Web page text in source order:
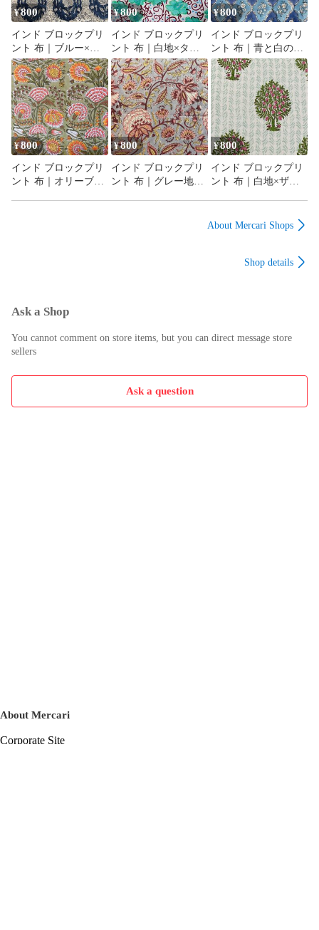
¥800
インド ブロックプリ
ント 布｜ブルー×ホ
ワイト メダリオン花
柄 コットン生地
110cm幅 50cm単位販
売
¥800
インド ブロックプリ
ント 布｜白地×ター
コイズグリーン花と
唐草模様 コットン生
地 110cm幅 50cm単位
販売
¥800
インド ブロックプリ
ント 布｜青と白のシ
ノワズリ風 花柄 コッ
トン生地 110cm幅
50cm単位販売
¥800
インド ブロックプリ
ント 布｜オリーブ地
¥800
インド ブロックプリ
ント 布｜グレー地×
¥800
インド ブロックプリ
ント 布｜白地×ザク
位販売
About Mercari Shops
Shop details
Ask a Shop
You cannot comment on store items, but you can direct message store
sellers
Ask a question
About Mercari
Corporate Site